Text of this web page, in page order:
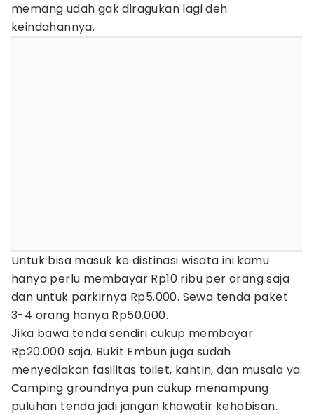
memang udah gak diragukan lagi deh
keindahannya.
Untuk bisa masuk ke distinasi wisata ini kamu
hanya perlu membayar Rp10 ribu per orang saja
dan untuk parkirnya Rp5.000. Sewa tenda paket
3-4 orang hanya Rp50.000.
Jika bawa tenda sendiri cukup membayar
Rp20.000 saja. Bukit Embun juga sudah
menyediakan fasilitas toilet, kantin, dan musala ya.
Camping groundnya pun cukup menampung
puluhan tenda jadi jangan khawatir kehabisan.